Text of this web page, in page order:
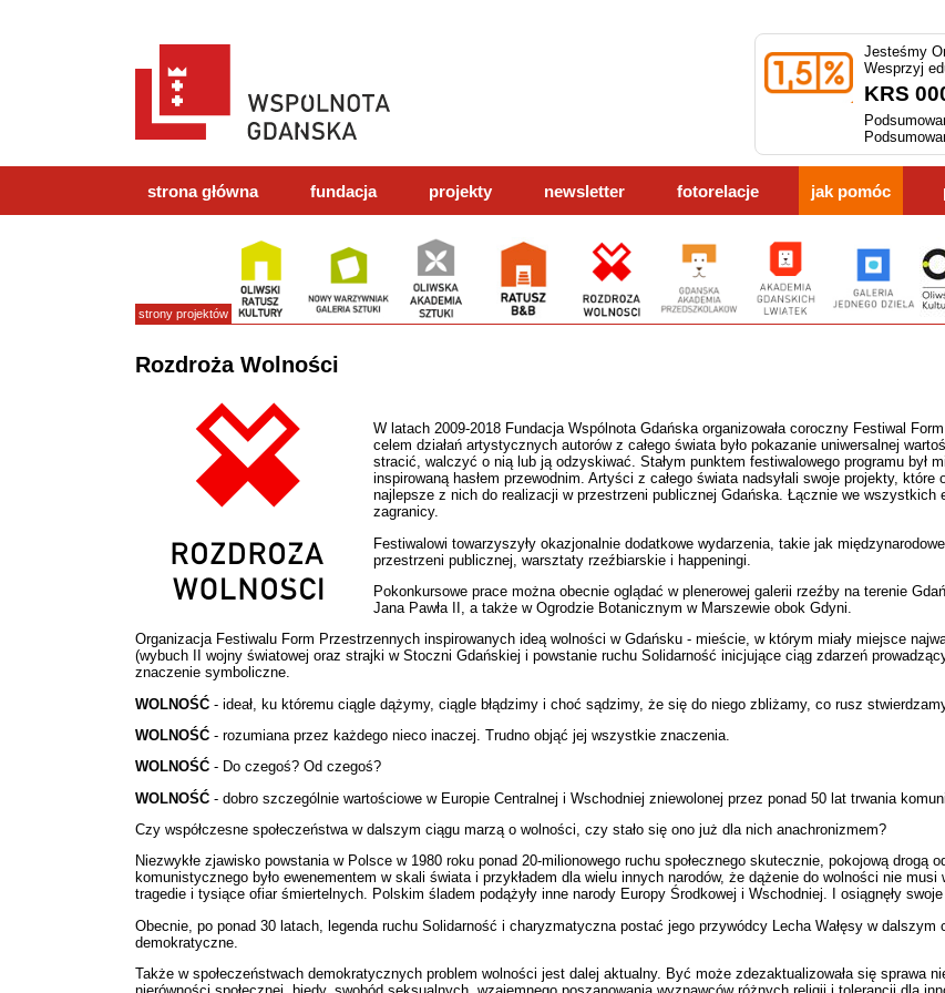
Jesteśmy
Wesprzyj
KRS
strona główna fundacja projekty newsletter fotorelacje jak pomóc
strony projektów
Rozdroża Wolności
W latach 2009-2018 Fundacja Wspólnota Gdańska organizowała coroczny Festiwal
celem działań artystycznych autorów z całego świata było pokazanie uniwersalnej
stracić, walczyć o nią lub ją odzyskiwać. Stałym punktem festiwalowego programu był
inspirowaną hasłem przewodnim. Artyści z całego świata nadsyłali swoje projekty,
najlepsze z nich do realizacji w przestrzeni publicznej Gdańska. Łącznie we wszystkich
zagranicy.
Festiwalowi towarzyszyły okazjonalnie dodatkowe wydarzenia, takie jak
przestrzeni publicznej, warsztaty rzeźbiarskie i happeningi.
Pokonkursowe prace można obecnie oglądać w plenerowej galerii rzeźby na terenie
Jana Pawła II, a także w Ogrodzie Botanicznym w Marszewie obok Gdyni.
Organizacja Festiwalu Form Przestrzennych inspirowanych ideą wolności w Gdańsku - mieście, w którym miały miejsce
(wybuch II wojny światowej oraz strajki w Stoczni Gdańskiej i powstanie ruchu Solidarność inicjujące ciąg zdarzeń
znaczenie symboliczne.
WOLNOŚĆ - ideał, ku któremu ciągle dążymy, ciągle błądzimy i choć sądzimy, że się do niego zbliżamy, co rusz
WOLNOŚĆ - rozumiana przez każdego nieco inaczej. Trudno objąć jej wszystkie znaczenia.
WOLNOŚĆ - Do czegoś? Od czegoś?
WOLNOŚĆ - dobro szczególnie wartościowe w Europie Centralnej i Wschodniej zniewolonej przez ponad 50 lat trwania
Czy współczesne społeczeństwa w dalszym ciągu marzą o wolności, czy stało się ono już dla nich anachronizmem?
Niezwykłe zjawisko powstania w Polsce w 1980 roku ponad 20-milionowego ruchu społecznego skutecznie, pokojową drogą
komunistycznego było ewenementem w skali świata i przykładem dla wielu innych narodów, że dążenie do wolności nie
tragedie i tysiące ofiar śmiertelnych. Polskim śladem podążyły inne narody Europy Środkowej i Wschodniej. I osiągnęły
Obecnie, po ponad 30 latach, legenda ruchu Solidarność i charyzmatyczna postać jego przywódcy Lecha Wałęsy w
demokratyczne.
Także w społeczeństwach demokratycznych problem wolności jest dalej aktualny. Być może zdezaktualizowała się sprawa